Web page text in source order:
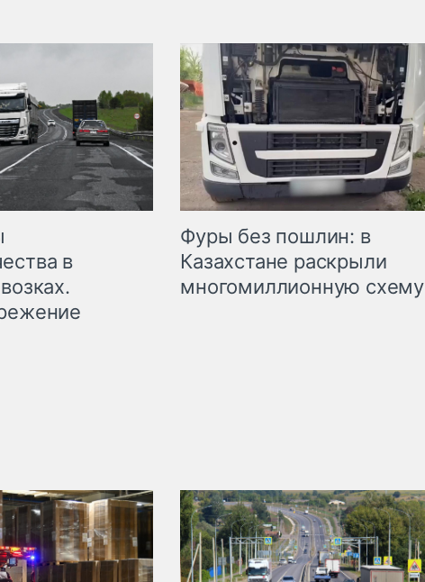
в
Фуры без пошлин: в
Казахстане раскрыли
многомиллионную схему